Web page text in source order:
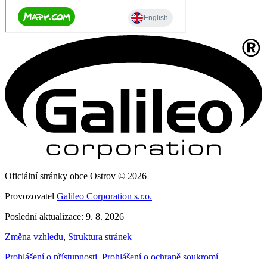
Oficiální stránky obce Ostrov © 2026
Provozovatel Galileo Corporation s.r.o.
Poslední aktualizace: 9. 8. 2026
Změna vzhledu, Struktura stránek
Prohlášení o přístupnosti Prohlášení o ochraně soukromí